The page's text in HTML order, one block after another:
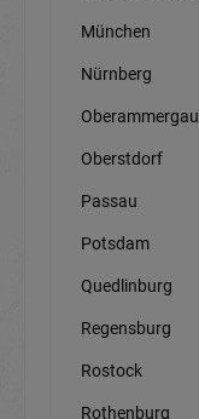
München
Nürnberg
Oberammergau
Oberstdorf
Passau
Potsdam
Quedlinburg
Regensburg
Rostock
Rothenburg